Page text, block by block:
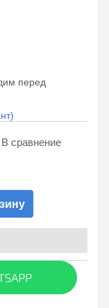
перед
В сравнение